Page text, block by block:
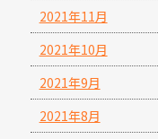
2021年11月
2021年10月
2021年9月
2021年8月